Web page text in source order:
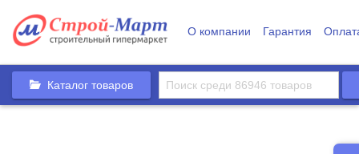
О компании Гарантия
Каталог товаров